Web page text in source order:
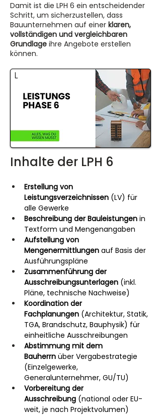
Damit ist die LPH 6 ein entscheidender
Schritt, um sicherzustellen, dass
Bauunternehmen auf einer klaren,
vollständigen und vergleichbaren
Grundlage ihre Angebote erstellen
können.
Inhalte der LPH 6
Erstellung von
Leistungsverzeichnissen (LV) für
alle Gewerke
Beschreibung der Bauleistungen in
Textform und Mengenangaben
Aufstellung von
Mengenermittlungen auf Basis der
Ausführungspläne
Zusammenführung der
Ausschreibungsunterlagen (inkl.
Pläne, technische Nachweise)
Koordination der
Fachplanungen (Architektur, Statik,
TGA, Brandschutz, Bauphysik) für
einheitliche Ausschreibungen
Abstimmung mit dem
Bauherrn über Vergabestrategie
(Einzelgewerke,
Generalunternehmer, GU/TU)
Vorbereitung der
Ausschreibung (national oder EU-
weit, je nach Projektvolumen)